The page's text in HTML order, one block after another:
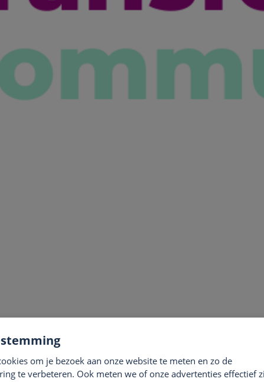
generaties heerst een epidemie waar we nog veels
gaat, waarbij jongeren het hardst worden geraakt.
jongeren.
om je bezoek aan onze website te meten en zo de
te verbeteren. Ook meten we of onze advertenties effectief